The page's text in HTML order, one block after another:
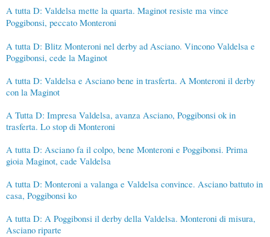
A tutta D: Valdelsa mette la quarta. Maginot resiste ma vince
Poggibonsi, peccato Monteroni
A tutta D: Blitz Monteroni nel derby ad Asciano. Vincono Valdelsa e
Poggibonsi, cede la Maginot
A tutta D: Valdelsa e Asciano bene in trasferta. A Monteroni il derby
con la Maginot
A Tutta D: Impresa Valdelsa, avanza Asciano, Poggibonsi ok in
trasferta. Lo stop di Monteroni
A tutta D: Asciano fa il colpo, bene Monteroni e Poggibonsi. Prima
gioia Maginot, cade Valdelsa
A tutta D: Monteroni a valanga e Valdelsa convince. Asciano battuto in
casa, Poggibonsi ko
A tutta D: A Poggibonsi il derby della Valdelsa. Monteroni di misura,
Asciano riparte